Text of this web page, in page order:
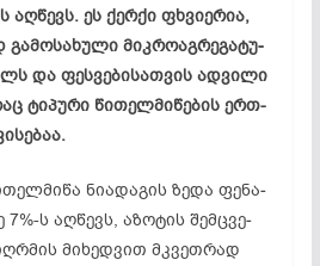
აღ­წევს. ეს ქერ­ქი ფხვი­ერ­ია,
გა­მო­სა­ხუ­ლი მიკ­რო­აგ­რე­გა­­ტუ­
და ფეს­ვე­ბი­სათ­ვის ად­ვი­ლი
ტი­პ­უ­რი წი­თელ­მი­წე­ბის ერთ-
ნი­ად­აგ­ის ზე­და ფე­ნა­
7%-ს აღ­წევს, აზ­ოტ­ის შემ­ცვე­
მი­ხედ­ვით მკვეთ­რად